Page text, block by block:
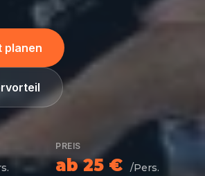
planen
PREIS
ab 25 € /Pers.